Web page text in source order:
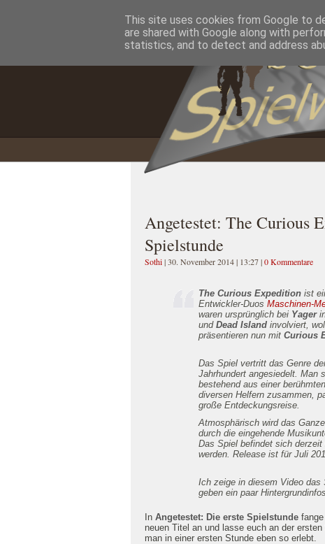
Home Impressum Datenschutzererklärung
Angetestet: The Curious
Spielstunde
Sothi| 30. November 2014 | 13:27|0 Kommentare
The Curious Expedition ist
Entwickler-Duos Maschinen-
waren ursprünglich bei Yager
und Dead Island involviert,
präsentieren nun mit Curious
Das Spiel vertritt das Genre
Jahrhundert angesiedelt. Man
bestehend aus einer
diversen Helfern zusammen,
große Entdeckungsreise.
Atmosphärisch wird das
durch die eingehende
Das Spiel befindet sich
werden. Release ist für Juli
Ich zeige in diesem Video das
geben ein paar
In Angetestet: Die erste Spielstunde
neuen Titel an und lasse euch an der
man in einer ersten Stunde eben so erlebt.
This site uses cookies from Google to
are shared with Google along with
statistics, and to detect and address